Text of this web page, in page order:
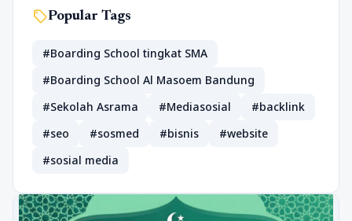
sellPopular Tags
#Boarding School tingkat SMA
#Boarding School Al Masoem Bandung
#Sekolah Asrama
#Mediasosial
#backlink
#seo
#sosmed #bisnis
#website
#sosial media